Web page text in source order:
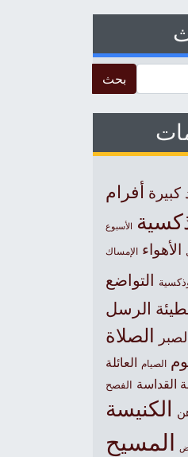
كبيرة أفرام
الأسبوع
الأهواء الإمساك
التواضع
الرسل
الصلاة
الصيام العائلة
القداسة الفصح
الكنيسة
المسيح